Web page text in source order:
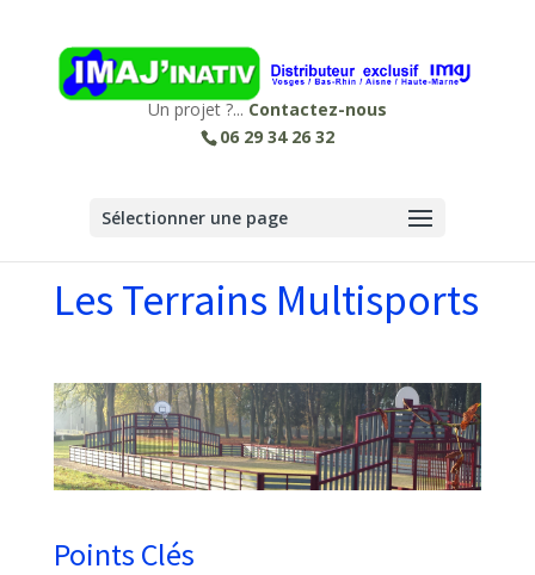
Un projet ?...Contactez-nous
06 29 34 26 32
Sélectionner une page
Les Terrains Multisports
Points Clés